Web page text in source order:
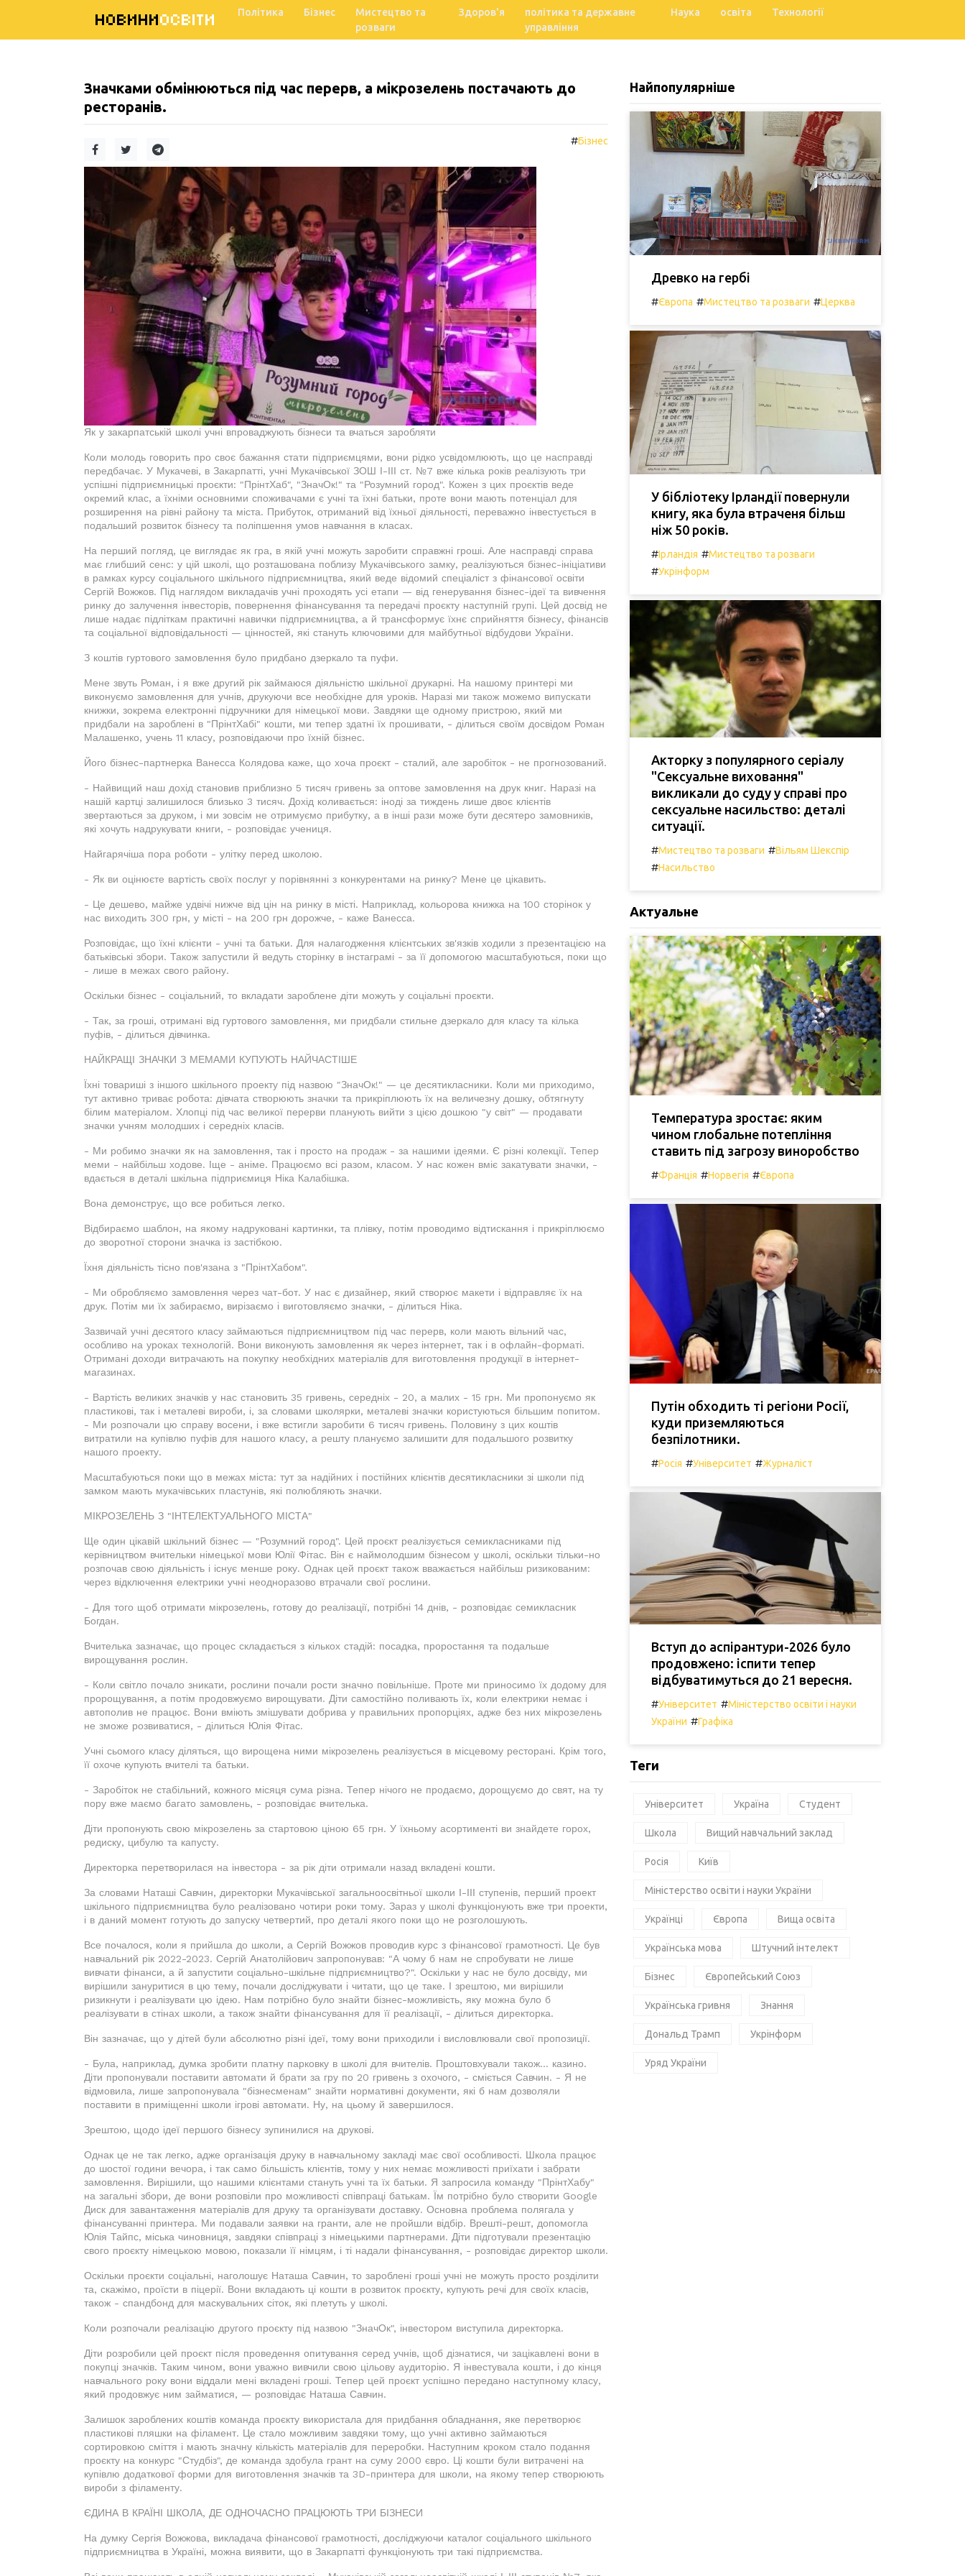
НОВИНИОСВІТИ Політика Бізнес
Мистецтво та
розваги
Здоров'я
політика та державне
управління
Наука освіта Технології
Значками обмінюються під час перерв, а мікрозелень постачають до
ресторанів.
#Бізнес
Як у закарпатській школі учні впроваджують бізнеси та вчаться заробляти
Коли молодь говорить про своє бажання стати підприємцями, вони рідко усвідомлюють, що це насправді
передбачає. У Мукачеві, в Закарпатті, учні Мукачівської ЗОШ І-ІІІ ст. №7 вже кілька років реалізують три
успішні підприємницькі проєкти: "ПрінтХаб", "ЗначОк!" та "Розумний город". Кожен з цих проєктів веде
окремий клас, а їхніми основними споживачами є учні та їхні батьки, проте вони мають потенціал для
розширення на рівні району та міста. Прибуток, отриманий від їхньої діяльності, переважно інвестується в
подальший розвиток бізнесу та поліпшення умов навчання в класах.
На перший погляд, це виглядає як гра, в якій учні можуть заробити справжні гроші. Але насправді справа
має глибший сенс: у цій школі, що розташована поблизу Мукачівського замку, реалізуються бізнес-ініціативи
в рамках курсу соціального шкільного підприємництва, який веде відомий спеціаліст з фінансової освіти
Сергій Вожжов. Під наглядом викладачів учні проходять усі етапи — від генерування бізнес-ідеї та вивчення
ринку до залучення інвесторів, повернення фінансування та передачі проєкту наступній групі. Цей досвід не
лише надає підліткам практичні навички підприємництва, а й трансформує їхнє сприйняття бізнесу, фінансів
та соціальної відповідальності — цінностей, які стануть ключовими для майбутньої відбудови України.
З коштів гуртового замовлення було придбано дзеркало та пуфи.
Мене звуть Роман, і я вже другий рік займаюся діяльністю шкільної друкарні. На нашому принтері ми
виконуємо замовлення для учнів, друкуючи все необхідне для уроків. Наразі ми також можемо випускати
книжки, зокрема електронні підручники для німецької мови. Завдяки ще одному пристрою, який ми
придбали на зароблені в "ПрінтХабі" кошти, ми тепер здатні їх прошивати, - ділиться своїм досвідом Роман
Малашенко, учень 11 класу, розповідаючи про їхній бізнес.
Його бізнес-партнерка Ванесса Колядова каже, що хоча проєкт - сталий, але заробіток - не прогнозований.
- Найвищий наш дохід становив приблизно 5 тисяч гривень за оптове замовлення на друк книг. Наразі на
нашій картці залишилося близько 3 тисяч. Дохід коливається: іноді за тиждень лише двоє клієнтів
звертаються за друком, і ми зовсім не отримуємо прибутку, а в інші рази може бути десятеро замовників,
які хочуть надрукувати книги, - розповідає учениця.
Найгарячіша пора роботи - улітку перед школою.
- Як ви оцінюєте вартість своїх послуг у порівнянні з конкурентами на ринку? Мене це цікавить.
- Це дешево, майже удвічі нижче від цін на ринку в місті. Наприклад, кольорова книжка на 100 сторінок у
нас виходить 300 грн, у місті - на 200 грн дорожче, - каже Ванесса.
Розповідає, що їхні клієнти - учні та батьки. Для налагодження клієнтських зв'язків ходили з презентацією на
батьківські збори. Також запустили й ведуть сторінку в інстаграмі - за її допомогою масштабуються, поки що
- лише в межах свого району.
Оскільки бізнес - соціальний, то вкладати зароблене діти можуть у соціальні проєкти.
- Так, за гроші, отримані від гуртового замовлення, ми придбали стильне дзеркало для класу та кілька
пуфів, - ділиться дівчинка.
НАЙКРАЩІ ЗНАЧКИ З МЕМАМИ КУПУЮТЬ НАЙЧАСТІШЕ
Їхні товариші з іншого шкільного проекту під назвою "ЗначОк!" — це десятикласники. Коли ми приходимо,
тут активно триває робота: дівчата створюють значки та прикріплюють їх на величезну дошку, обтягнуту
білим матеріалом. Хлопці під час великої перерви планують вийти з цією дошкою "у світ" — продавати
значки учням молодших і середніх класів.
- Ми робимо значки як на замовлення, так і просто на продаж - за нашими ідеями. Є різні колекції. Тепер
меми - найбільш ходове. Іще - аніме. Працюємо всі разом, класом. У нас кожен вміє закатувати значки, -
вдається в деталі шкільна підприємиця Ніка Калабішка.
Вона демонструє, що все робиться легко.
Відбираємо шаблон, на якому надруковані картинки, та плівку, потім проводимо відтискання і прикріплюємо
до зворотної сторони значка із застібкою.
Їхня діяльність тісно пов'язана з "ПрінтХабом".
- Ми обробляємо замовлення через чат-бот. У нас є дизайнер, який створює макети і відправляє їх на
друк. Потім ми їх забираємо, вирізаємо і виготовляємо значки, - ділиться Ніка.
Зазвичай учні десятого класу займаються підприємництвом під час перерв, коли мають вільний час,
особливо на уроках технологій. Вони виконують замовлення як через інтернет, так і в офлайн-форматі.
Отримані доходи витрачають на покупку необхідних матеріалів для виготовлення продукції в інтернет-
магазинах.
- Вартість великих значків у нас становить 35 гривень, середніх - 20, а малих - 15 грн. Ми пропонуємо як
пластикові, так і металеві вироби, і, за словами школярки, металеві значки користуються більшим попитом.
- Ми розпочали цю справу восени, і вже встигли заробити 6 тисяч гривень. Половину з цих коштів
витратили на купівлю пуфів для нашого класу, а решту плануємо залишити для подальшого розвитку
нашого проекту.
Масштабуються поки що в межах міста: тут за надійних і постійних клієнтів десятикласники зі школи під
замком мають мукачівських пластунів, які полюбляють значки.
МІКРОЗЕЛЕНЬ З "ІНТЕЛЕКТУАЛЬНОГО МІСТА"
Ще один цікавій шкільний бізнес — "Розумний город". Цей проєкт реалізується семикласниками під
керівництвом вчительки німецької мови Юлії Фітас. Він є наймолодшим бізнесом у школі, оскільки тільки-но
розпочав свою діяльність і існує менше року. Однак цей проєкт також вважається найбільш ризикованим:
через відключення електрики учні неодноразово втрачали свої рослини.
- Для того щоб отримати мікрозелень, готову до реалізації, потрібні 14 днів, - розповідає семикласник
Богдан.
Вчителька зазначає, що процес складається з кількох стадій: посадка, проростання та подальше
вирощування рослин.
- Коли світло почало зникати, рослини почали рости значно повільніше. Проте ми приносимо їх додому для
пророщування, а потім продовжуємо вирощувати. Діти самостійно поливають їх, коли електрики немає і
автополив не працює. Вони вміють змішувати добрива у правильних пропорціях, адже без них мікрозелень
не зможе розвиватися, - ділиться Юлія Фітас.
Учні сьомого класу діляться, що вирощена ними мікрозелень реалізується в місцевому ресторані. Крім того,
її охоче купують вчителі та батьки.
- Заробіток не стабільний, кожного місяця сума різна. Тепер нічого не продаємо, дорощуємо до свят, на ту
пору вже маємо багато замовлень, - розповідає вчителька.
Діти пропонують свою мікрозелень за стартовою ціною 65 грн. У їхньому асортименті ви знайдете горох,
редиску, цибулю та капусту.
Директорка перетворилася на інвестора - за рік діти отримали назад вкладені кошти.
За словами Наташі Савчин, директорки Мукачівської загальноосвітньої школи І-ІІІ ступенів, перший проект
шкільного підприємництва було реалізовано чотири роки тому. Зараз у школі функціонують вже три проекти,
і в даний момент готують до запуску четвертий, про деталі якого поки що не розголошують.
Все почалося, коли я прийшла до школи, а Сергій Вожжов проводив курс з фінансової грамотності. Це був
навчальний рік 2022-2023. Сергій Анатолійович запропонував: "А чому б нам не спробувати не лише
вивчати фінанси, а й запустити соціально-шкільне підприємництво?". Оскільки у нас не було досвіду, ми
вирішили зануритися в цю тему, почали досліджувати і читати, що це таке. І зрештою, ми вирішили
ризикнути і реалізувати цю ідею. Нам потрібно було знайти бізнес-можливість, яку можна було б
реалізувати в стінах школи, а також знайти фінансування для її реалізації, - ділиться директорка.
Він зазначає, що у дітей були абсолютно різні ідеї, тому вони приходили і висловлювали свої пропозиції.
- Була, наприклад, думка зробити платну парковку в школі для вчителів. Проштовхували також... казино.
Діти пропонували поставити автомати й брати за гру по 20 гривень з охочого, - сміється Савчин. - Я не
відмовила, лише запропонувала "бізнесменам" знайти нормативні документи, які б нам дозволяли
поставити в приміщенні школи ігрові автомати. Ну, на цьому й завершилося.
Зрештою, щодо ідеї першого бізнесу зупинилися на друкові.
Однак це не так легко, адже організація друку в навчальному закладі має свої особливості. Школа працює
до шостої години вечора, і так само більшість клієнтів, тому у них немає можливості приїхати і забрати
замовлення. Вирішили, що нашими клієнтами стануть учні та їх батьки. Я запросила команду "ПрінтХабу"
на загальні збори, де вони розповіли про можливості співпраці батькам. Їм потрібно було створити Google
Диск для завантаження матеріалів для друку та організувати доставку. Основна проблема полягала у
фінансуванні принтера. Ми подавали заявки на гранти, але не пройшли відбір. Врешті-решт, допомогла
Юлія Тайпс, міська чиновниця, завдяки співпраці з німецькими партнерами. Діти підготували презентацію
свого проєкту німецькою мовою, показали її німцям, і ті надали фінансування, - розповідає директор школи.
Оскільки проєкти соціальні, наголошує Наташа Савчин, то зароблені гроші учні не можуть просто розділити
та, скажімо, проїсти в піцерії. Вони вкладають ці кошти в розвиток проєкту, купують речі для своїх класів,
також - спандбонд для маскувальних сіток, які плетуть у школі.
Коли розпочали реалізацію другого проєкту під назвою "ЗначОк", інвестором виступила директорка.
Діти розробили цей проєкт після проведення опитування серед учнів, щоб дізнатися, чи зацікавлені вони в
покупці значків. Таким чином, вони уважно вивчили свою цільову аудиторію. Я інвестувала кошти, і до кінця
навчального року вони віддали мені вкладені гроші. Тепер цей проєкт успішно передано наступному класу,
який продовжує ним займатися, — розповідає Наташа Савчин.
Залишок зароблених коштів команда проєкту використала для придбання обладнання, яке перетворює
пластикові пляшки на філамент. Це стало можливим завдяки тому, що учні активно займаються
сортировкою сміття і мають значну кількість матеріалів для переробки. Наступним кроком стало подання
проєкту на конкурс "Студбіз", де команда здобула грант на суму 2000 євро. Ці кошти були витрачені на
купівлю додаткової форми для виготовлення значків та 3D-принтера для школи, на якому тепер створюють
вироби з філаменту.
ЄДИНА В КРАЇНІ ШКОЛА, ДЕ ОДНОЧАСНО ПРАЦЮЮТЬ ТРИ БІЗНЕСИ
На думку Сергія Вожжова, викладача фінансової грамотності, досліджуючи каталог соціального шкільного
підприємництва в Україні, можна виявити, що в Закарпатті функціонують три такі підприємства.
Найпопулярніше
Древко на гербі
#Європа #Мистецтво та розваги #Церква
У бібліотеку Ірландії повернули
книгу, яка була втраченя більш
ніж 50 років.
#Ірландія #Мистецтво та розваги
#Укрінформ
Акторку з популярного серіалу
"Сексуальне виховання"
викликали до суду у справі про
сексуальне насильство: деталі
ситуації.
#Мистецтво та розваги #Вільям Шекспір
#Насильство
Актуальне
Температура зростає: яким
чином глобальне потепління
ставить під загрозу виноробство
#Франція #Норвегія #Європа
Путін обходить ті регіони Росії,
куди приземляються
безпілотники.
#Росія #Університет #Журналіст
Вступ до аспірантури-2026 було
продовжено: іспити тепер
відбуватимуться до 21 вересня.
#Університет #Міністерство освіти і науки
України #Графіка
Теги
Університет Україна Студент
Школа Вищий навчальний заклад
Росія Київ
Міністерство освіти і науки України
Українці Європа Вища освіта
Українська мова Штучний інтелект
Бізнес Європейський Союз
Українська гривня Знання
Дональд Трамп Укрінформ
Уряд України